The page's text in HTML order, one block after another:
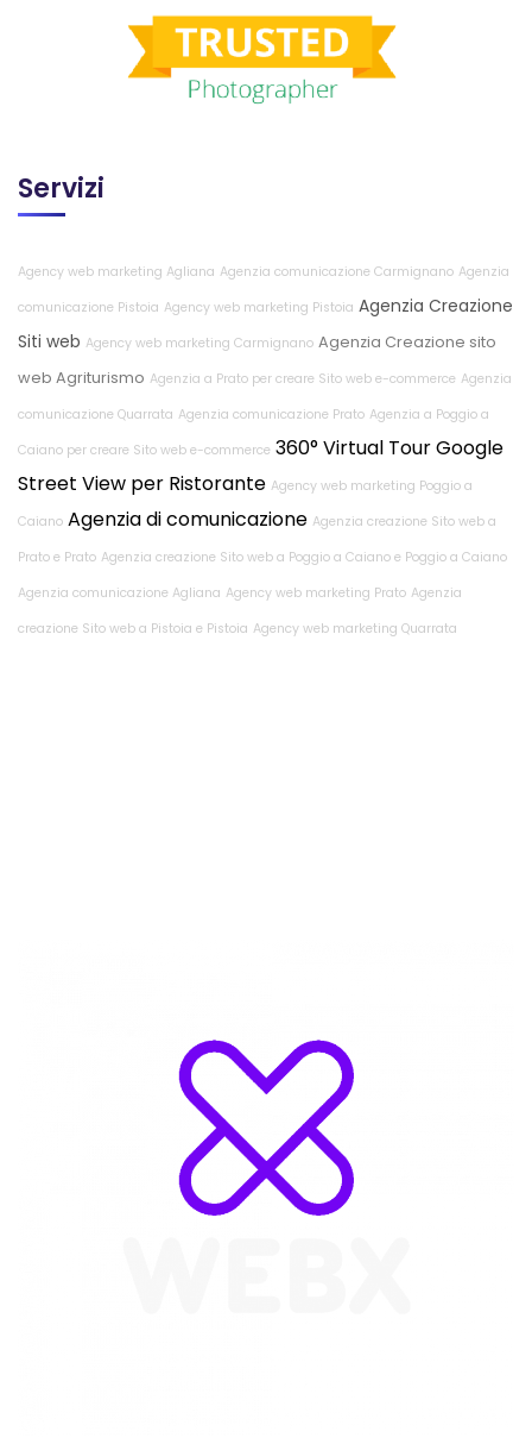
Servizi
Agency web marketing Agliana Agenzia comunicazione Carmignano Agenzia
comunicazione Pistoia Agency web marketing Pistoia Agenzia Creazione
Siti web Agency web marketing Carmignano Agenzia Creazione sito
web Agriturismo Agenzia a Prato per creare Sito web e-commerce Agenzia
comunicazione Quarrata Agenzia comunicazione Prato Agenzia a Poggio a
Caiano per creare Sito web e-commerce 360° Virtual Tour Google
Street View per Ristorante Agency web marketing Poggio a
Caiano Agenzia di comunicazione Agenzia creazione Sito web a
Prato e Prato Agenzia creazione Sito web a Poggio a Caiano e Poggio a Caiano
Agenzia comunicazione Agliana Agency web marketing Prato Agenzia
creazione Sito web a Pistoia e Pistoia Agency web marketing Quarrata